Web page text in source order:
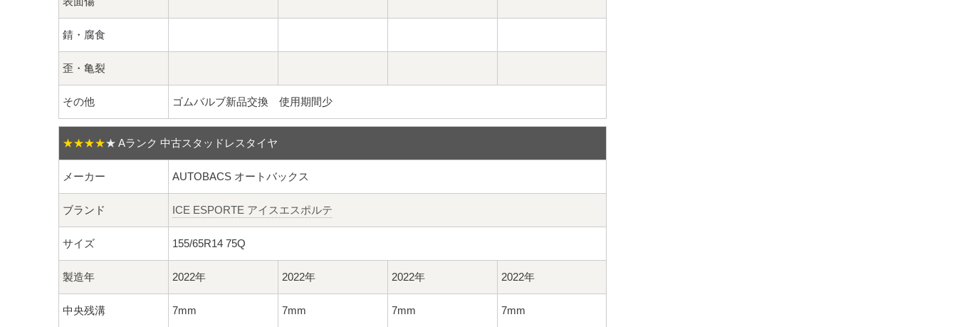
錆・腐食
歪・亀裂
その他 ゴムバルブ新品交換 使用期間少
★★★★★ Aランク 中古スタッドレスタイヤ
メーカー AUTOBACS オートバックス
ブランド ICE ESPORTE アイスエスポルテ
サイズ 155/65R14 75Q
製造年 2022年 2022年 2022年 2022年
中央残溝 7mm 7mm 7mm 7mm